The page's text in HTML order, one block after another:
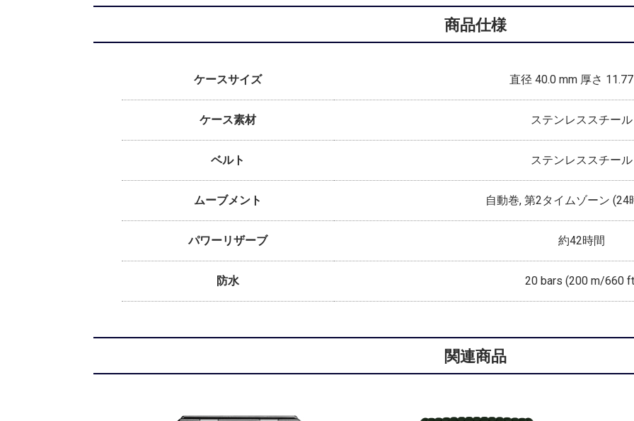
商品仕様
ケースサイズ 直径 40.0 mm 厚さ
ケース素材 ステンレススチール
ベルト ステンレススチール
ムーブメント 自動巻, 第2タイムゾーン (24
パワーリザーブ 約42時間
防水 20 bars (200 m/660
関連商品